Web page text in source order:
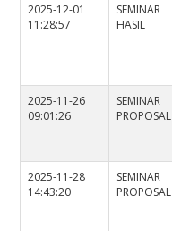
2025-12-01
11:28:57
SEMINAR
HASIL
2025-11-26
09:01:26
SEMINAR
PROPOSAL
2025-11-28
14:43:20
SEMINAR
PROPOSAL